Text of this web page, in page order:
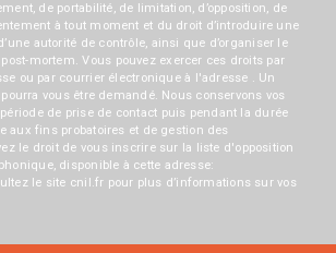
de portabilité, de limitation, d’opposition, de
à tout moment et du droit d’introduire une
autorité de contrôle, ainsi que d’organiser le
mortem. Vous pouvez exercer ces droits par
ou par courrier électronique à l'adresse . Un
vous être demandé. Nous conservons vos
de prise de contact puis pendant la durée
aux fins probatoires et de gestion des
le droit de vous inscrire sur la liste d'opposition
disponible à cette adresse:
le site cnil.fr pour plus d’informations sur vos